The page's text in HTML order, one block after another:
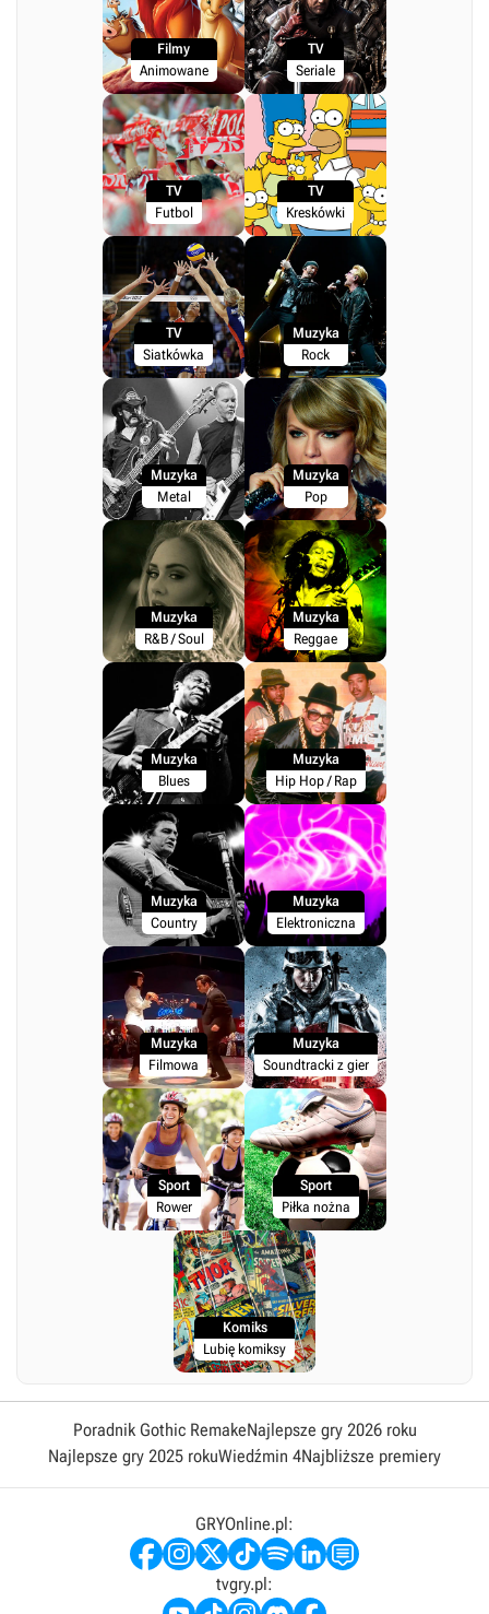
Filmy
Animowane
TV
Seriale
TV
Futbol
TV
Kreskówki
TV
Siatkówka
Muzyka
Rock
Muzyka
Metal
Muzyka
Pop
Muzyka
R&B / Soul
Muzyka
Reggae
Muzyka
Blues
Muzyka
Hip Hop / Rap
Muzyka
Country
Muzyka
Elektroniczna
Muzyka
Filmowa
Muzyka
Soundtracki z gier
Sport
Rower
Sport
Piłka nożna
Komiks
Lubię komiksy
Poradnik Gothic RemakeNajlepsze gry 2026 roku
Najlepsze gry 2025 rokuWiedźmin 4Najbliższe premiery
GRYOnline.pl:
tvgry.pl: